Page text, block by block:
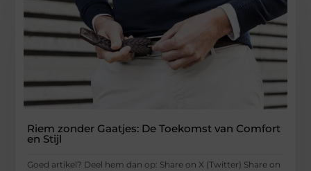
Riem zonder Gaatjes: De Toekomst van Comfort
en Stijl
Goed artikel? Deel hem dan op: Share on X (Twitter) Share on